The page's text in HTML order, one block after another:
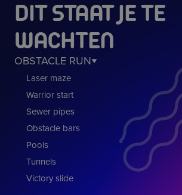
DIT STAAT JE TE
WACHTEN
OBSTACLE RUN
Laser maze
Warrior start
Sewer pipes
Obstacle bars
Pools
Tunnels
Victory slide